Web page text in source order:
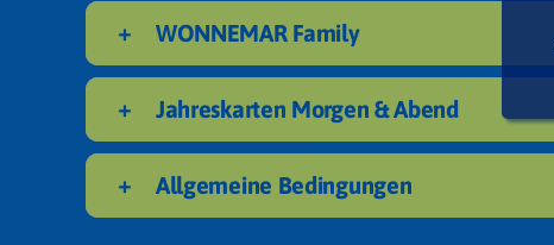
WONNEMAR Family
Jahreskarten Morgen & Abend
Allgemeine Bedingungen